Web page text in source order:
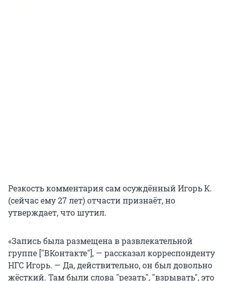
Резкость комментария сам осуждённый Игорь К.
(сейчас ему 27 лет) отчасти признаёт, но
утверждает, что шутил.
«Запись была размещена в развлекательной
группе ["ВКонтакте"], — рассказал корреспонденту
НГС Игорь. — Да, действительно, он был довольно
жёсткий. Там были слова "резать", "взрывать", это